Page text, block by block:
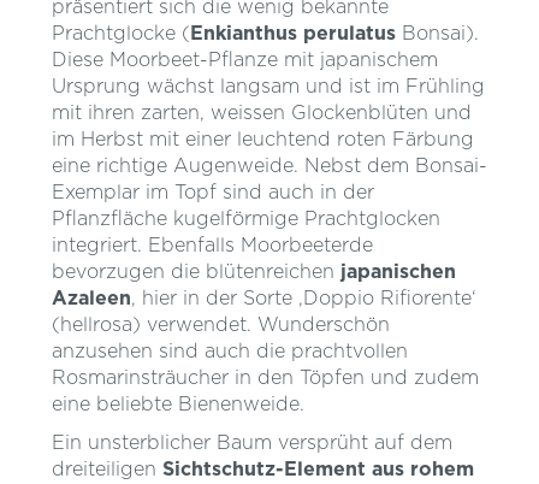
präsentiert sich die wenig bekannte
Prachtglocke ( Enkianthus perulatusBonsai).
Diese Moorbeet-Pflanze mit japanischem
Ursprung wächst langsam und ist im Frühling
mit ihren zarten, weissen Glockenblüten und
im Herbst mit einer leuchtend roten Färbung
eine richtige Augenweide. Nebst dem Bonsai-
Exemplar im Topf sind auch in der
Pflanzfläche kugelförmige Prachtglocken
integriert. Ebenfalls Moorbeeterde
bevorzugen die blütenreichen japanischen
Azaleen, hier in der Sorte ‚Doppio Rifiorente‘
(hellrosa) verwendet. Wunderschön
anzusehen sind auch die prachtvollen
Rosmarinsträucher in den Töpfen und zudem
eine beliebte Bienenweide.
Ein unsterblicher Baum versprüht auf dem
dreiteiligen Sichtschutz-Element aus rohem